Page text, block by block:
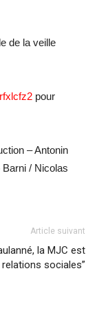
de la veille
pour
– Antonin
/ Nicolas
Article suivant
la MJC est
sociales”